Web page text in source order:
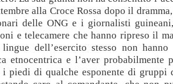
alla Croce Rossa dopo il
delle ONG e i giornalisti
e telecamere che hanno ripreso il
dell’esercito stesso non
etnocentrica e l’aver probabilmente
i piedi di qualche esponente di gruppi